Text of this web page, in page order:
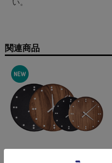
い。
関連商品